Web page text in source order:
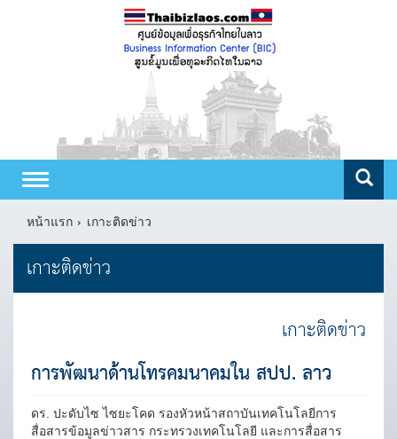
Toggle
navigation
หน้าแรก
เกาะติดข่าว
เกาะติดข่าว
เกาะติดข่าว
การพัฒนาด้านโทรคมนาคมใน สปป. ลาว
ดร. ปะดับไซ ไซยะโคด รองหัวหน้าสถาบันเทคโนโลยีการ
สื่อสารข้อมูลข่าวสาร กระทรวงเทคโนโลยี และการสื่อสาร